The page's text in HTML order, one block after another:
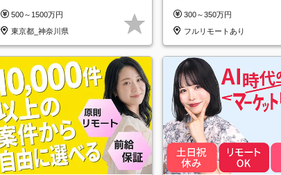
500～1500万円
東京都_神奈川県
300～350万円
フルリモートあり